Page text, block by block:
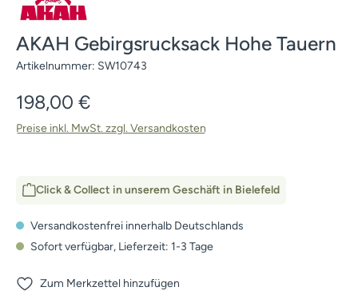
AKAH Gebirgsrucksack Hohe Tauern
Artikelnummer: SW10743
Regulärer Preis:
198,00 €
Preise inkl. MwSt. zzgl. Versandkosten
Click & Collect in unserem Geschäft in Bielefeld
Versandkostenfrei innerhalb Deutschlands
Sofort verfügbar, Lieferzeit: 1-3 Tage
Zum Merkzettel hinzufügen